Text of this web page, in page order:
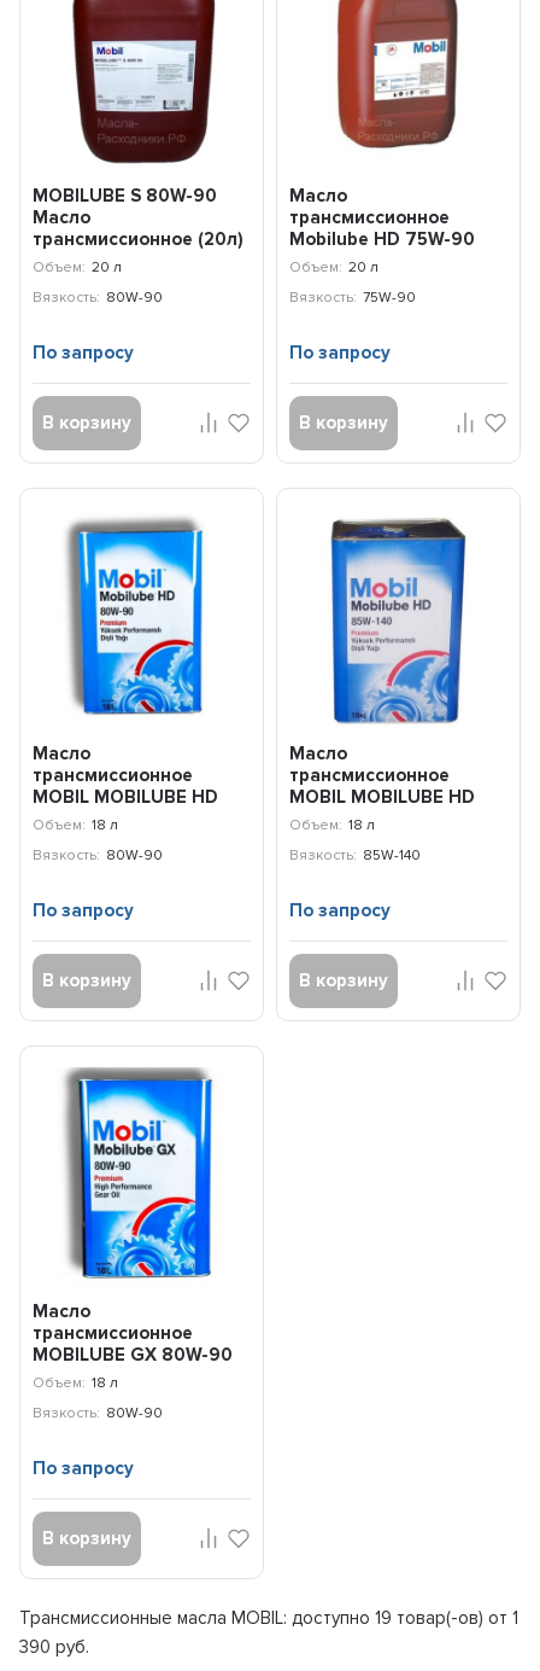
MOBILUBE S 80W-90
Масло
трансмиссионное (20л)
152674
Объем: 20 л
Вязкость: 80W-90
По запросу
В корзину
Масло
трансмиссионное
Mobilube HD 75W-90
GL-5 (20л) 153057
Объем: 20 л
Вязкость: 75W-90
По запросу
В корзину
Масло
трансмиссионное
MOBIL MOBILUBE HD
80W-90 (18л) 155425
Объем: 18 л
Вязкость: 80W-90
По запросу
В корзину
Масло
трансмиссионное
MOBIL MOBILUBE HD
85W-140 (18л) 155426
Объем: 18 л
Вязкость: 85W-140
По запросу
В корзину
Масло
трансмиссионное
MOBILUBE GX 80W-90
(18л) 155424
Объем: 18 л
Вязкость: 80W-90
По запросу
В корзину
Трансмиссионные масла MOBIL: доступно19 товар(-ов) от 1
390 руб.